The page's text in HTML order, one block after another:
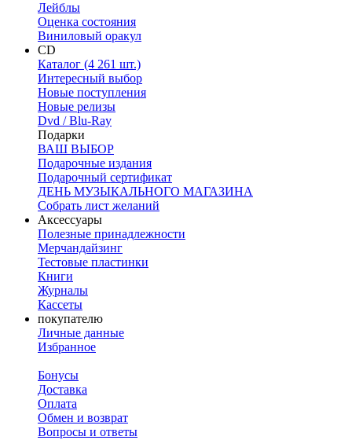
Лейблы
Оценка состояния
Виниловый оракул
CD
Каталог (4 261 шт.)
Интересный выбор
Новые поступления
Новые релизы
Dvd / Blu-Ray
Подарки
ВАШ ВЫБОР
Подарочные издания
Подарочный сертификат
ДЕНЬ МУЗЫКАЛЬНОГО МАГАЗИНА
Собрать лист желаний
Аксессуары
Полезные принадлежности
Мерчандайзинг
Тестовые пластинки
Книги
Журналы
Кассеты
покупателю
Личные данные
Избранное
Бонусы
Доставка
Оплата
Обмен и возврат
Вопросы и ответы